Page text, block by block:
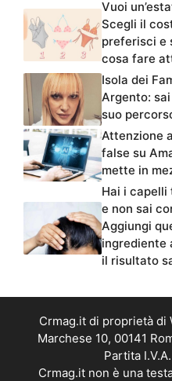
Vuoi
Scegli il
preferisci e
cosa fare
Isola dei
Argento:
suo
Attenzione
false su
mette in
Hai i capelli
e non sai
Aggiungi
ingrediente
il risultato
Crmag.it di proprietà di
Marchese 10, 00141
Partita
Crmag.it non è una